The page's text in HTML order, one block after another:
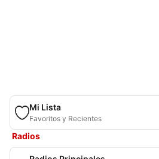
Mi Lista
Favoritos y Recientes
Radios